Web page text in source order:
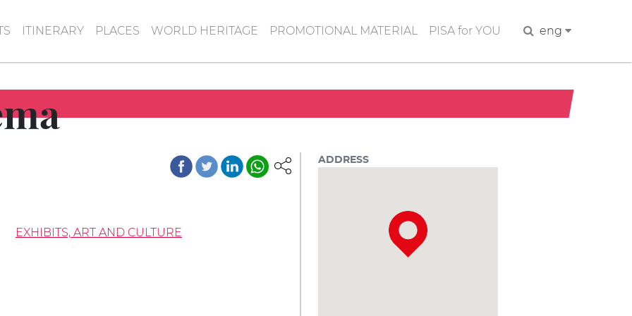
ITINERARY PLACES WORLD HERITAGE PROMOTIONAL MATERIAL PISA for YOU Searcheng
EXHIBITS, ART AND CULTURE
ADDRESS